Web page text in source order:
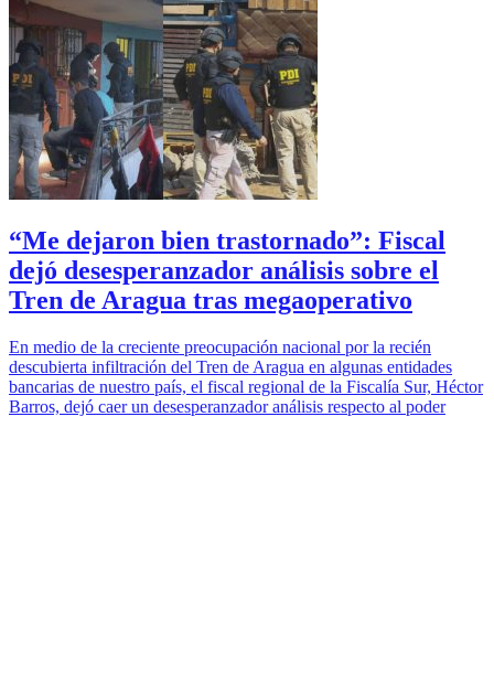
“Me dejaron bien trastornado”: Fiscal
dejó desesperanzador análisis sobre el
Tren de Aragua tras megaoperativo
En medio de la creciente preocupación nacional por la recién
descubierta infiltración del Tren de Aragua en algunas entidades
bancarias de nuestro país, el fiscal regional de la Fiscalía Sur, Héctor
Barros, dejó caer un desesperanzador análisis respecto al poder